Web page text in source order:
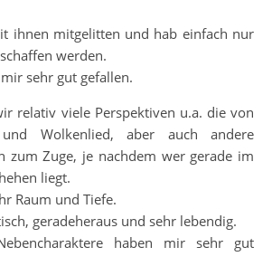
ihnen mitgelitten und hab einfach nur
werden.
sehr gut gefallen.
relativ viele Perspektiven u.a. die von
Wolkenlied, aber auch andere
zum Zuge, je nachdem wer gerade im
liegt.
Raum und Tiefe.
geradeheraus und sehr lebendig.
haben mir sehr gut